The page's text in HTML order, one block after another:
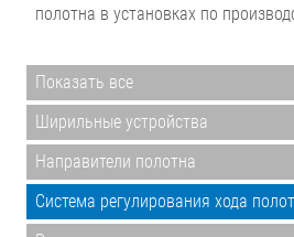
полотна в установках по
Показать все
Ширильные устройства
Направители полотна
Система регулирования хода